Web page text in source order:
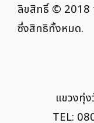
ลิขสิทธิ์ © 2018
ซึ่งสิทธิทั้งหมด.
แขวงทุ่
TEL: